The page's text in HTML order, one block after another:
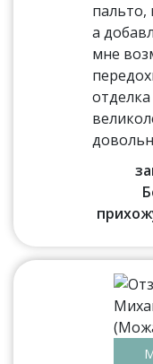
пальто,
а
мне